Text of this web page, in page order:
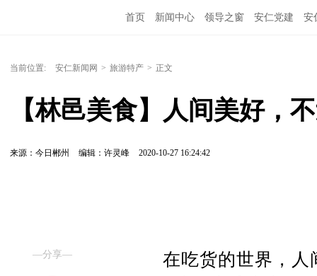
首页 新闻中心 领导之窗 安仁党建 安
当前位置: 安仁新闻网 > 旅游特产 > 正文
【林邑美食】人间美好，
来源：今日郴州 编辑：许灵峰 2020-10-27 16:24:42
—分享—
在吃货的世界，人